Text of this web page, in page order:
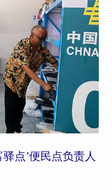
点’便民点负责人